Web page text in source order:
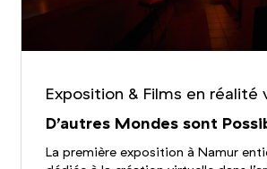
Exposition & Films en réalité
D’autres Mondes sont
La première exposition à Namur